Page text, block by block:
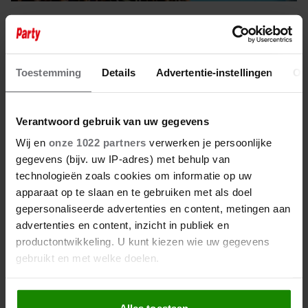
Toestemming Details Advertentie-instellingen
Verantwoord gebruik van uw gegevens
Wij en onze 1022 partners verwerken je persoonlijke
gegevens (bijv. uw IP-adres) met behulp van
technologieën zoals cookies om informatie op uw
apparaat op te slaan en te gebruiken met als doel
gepersonaliseerde advertenties en content, metingen aan
advertenties en content, inzicht in publiek en
productontwikkeling. U kunt kiezen wie uw gegevens
gebruikt en met welke doelen.
Als u het toestaat, willen we ook graag:
TINEKE DE NOOIJ: ‘ROB DE NIJS
HEEFT AAN MIJ ALTIJD EEN
GROTE FAN GEHAD’